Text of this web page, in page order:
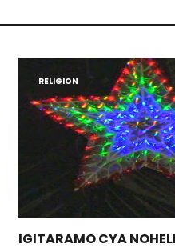
RELIGION
IGITARAMO CYA